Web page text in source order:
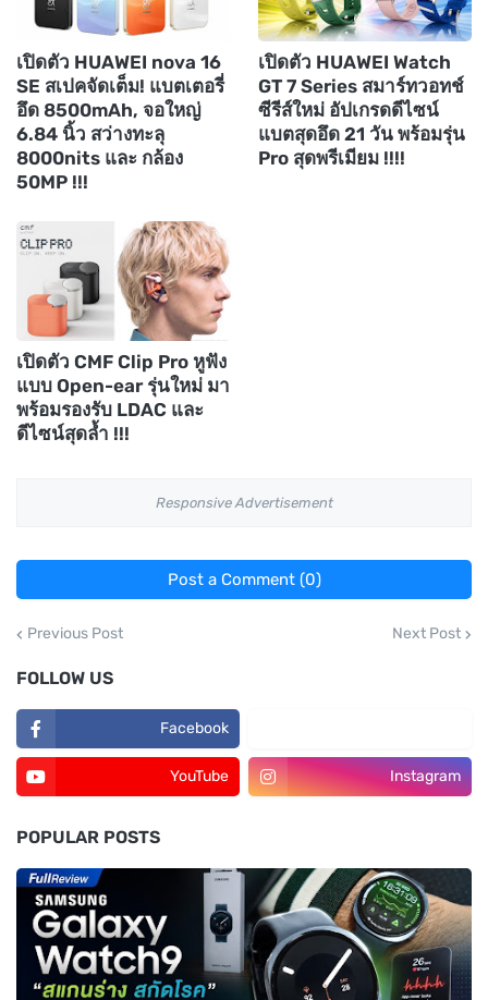
เปิดตัว HUAWEI nova 16
SE สเปคจัดเต็ม! แบตเตอรี่
อึด 8500mAh, จอใหญ่
6.84 นิ้ว สว่างทะลุ
8000nits และ กล้อง
50MP !!!
เปิดตัว HUAWEI Watch
GT 7 Series สมาร์ทวอทช์
ซีรีส์ใหม่ อัปเกรดดีไซน์
แบตสุดอึด 21 วัน พร้อมรุ่น
Pro สุดพรีเมียม !!!!
เปิดตัว CMF Clip Pro หูฟัง
แบบ Open-ear รุ่นใหม่ มา
พร้อมรองรับ LDAC และ
ดีไซน์สุดล้ำ !!!
Responsive Advertisement
Post a Comment (0)
Previous Post Next Post
FOLLOW US
Facebook
YouTube Instagram
POPULAR POSTS